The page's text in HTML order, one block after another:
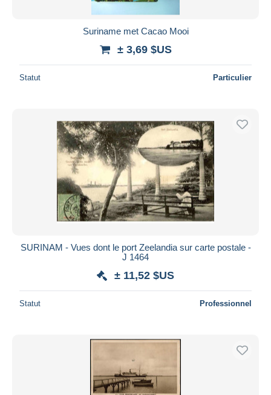
Suriname met Cacao Mooi
± 3,69 $US
Statut Particulier
SURINAM - Vues dont le port Zeelandia sur carte postale -
J 1464
± 11,52 $US
Statut Professionnel